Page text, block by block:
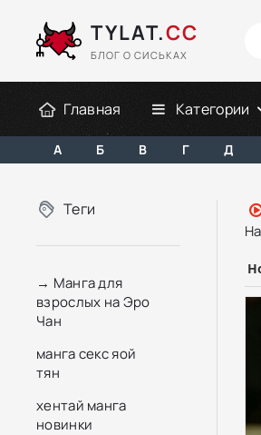
TYLAT.CC
БЛОГ О СИСЬКАХ
Главная Категории
А Б В Г Д
Теги
→ Манга для
взрослых на Эро
Чан
манга секс яой
тян
хентай манга
новинки